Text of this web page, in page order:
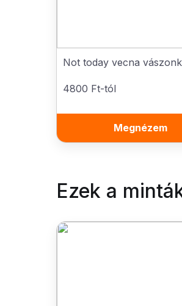
Not today vecna
4800 Ft-tól
Megnézem
Ezek a